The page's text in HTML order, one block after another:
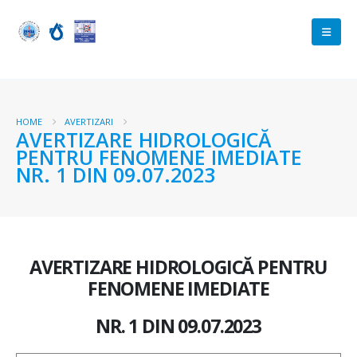
HOME AVERTIZARI
AVERTIZARE HIDROLOGICĂ
PENTRU FENOMENE IMEDIATE
NR. 1 DIN 09.07.2023
AVERTIZARE HIDROLOGICĂ PENTRU
FENOMENE IMEDIATE
NR. 1 DIN 09.07.2023